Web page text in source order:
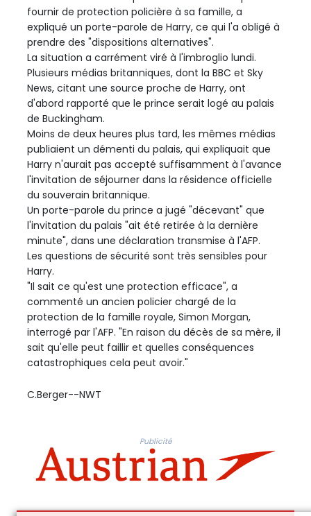
fournir de protection policière à sa famille, a
expliqué un porte-parole de Harry, ce qui l'a obligé à
prendre des "dispositions alternatives".
La situation a carrément viré à l'imbroglio lundi.
Plusieurs médias britanniques, dont la BBC et Sky
News, citant une source proche de Harry, ont
d'abord rapporté que le prince serait logé au palais
de Buckingham.
Moins de deux heures plus tard, les mêmes médias
publiaient un démenti du palais, qui expliquait que
Harry n'aurait pas accepté suffisamment à l'avance
l'invitation de séjourner dans la résidence officielle
du souverain britannique.
Un porte-parole du prince a jugé "décevant" que
l'invitation du palais "ait été retirée à la dernière
minute", dans une déclaration transmise à l'AFP.
Les questions de sécurité sont très sensibles pour
Harry.
"Il sait ce qu'est une protection efficace", a
commenté un ancien policier chargé de la
protection de la famille royale, Simon Morgan,
interrogé par l'AFP. "En raison du décès de sa mère, il
sait qu'elle peut faillir et quelles conséquences
catastrophiques cela peut avoir."
C.Berger--NWT
Publicité